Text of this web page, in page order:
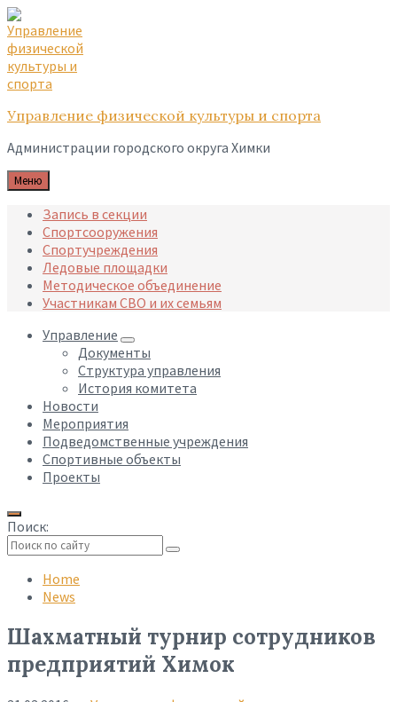
Skip
to
content
Skip
to
main
navigation
Skip
to
footer
Управление физической культуры и спорта
Администрации городского округа Химки
Меню
Запись в секции
Спортсооружения
Спортучреждения
Ледовые площадки
Методическое объединение
Участникам СВО и их семьям
Управление
Документы
Структура управления
История комитета
Новости
Мероприятия
Подведомственные учреждения
Спортивные объекты
Проекты
Поиск:
search
Home
News
Шахматный турнир сотрудников
предприятий Химок